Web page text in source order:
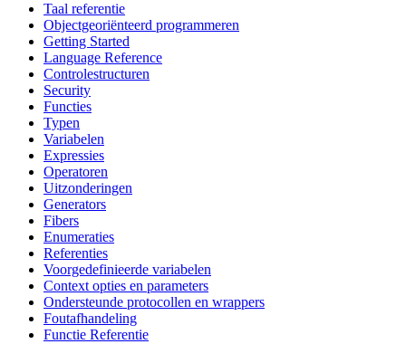
Taal referentie
Objectgeoriënteerd programmeren
Getting Started
Language Reference
Controlestructuren
Security
Functies
Typen
Variabelen
Expressies
Operatoren
Uitzonderingen
Generators
Fibers
Enumeraties
Referenties
Voorgedefinieerde variabelen
Context opties en parameters
Ondersteunde protocollen en wrappers
Foutafhandeling
Functie Referentie